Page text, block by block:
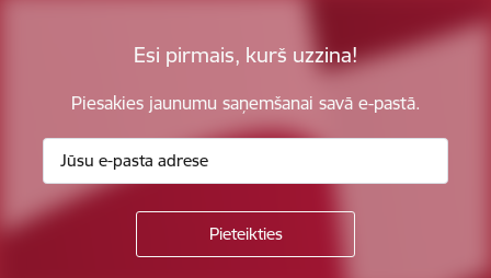
Esi pirmais, kurš uzzina!
Piesakies jaunumu saņemšanai savā e-pastā.